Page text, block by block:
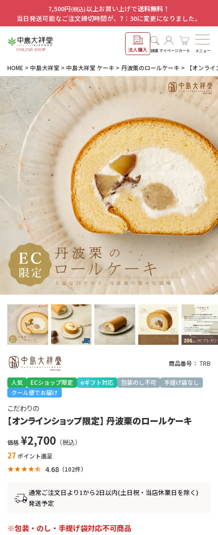
7,500円(税込)以上お買い上げで送料無料！
当日発送可能なご注文締切時間が、7：30に変更になりました。
法人購入 検索マイページカート メニュー
HOME 中島大祥堂 中島大祥堂 ケーキ 丹波栗のロールケーキ 【オンラ
商品番号 TRB
人気 ECショップ限定 eギフト対応 包装のし不可
手提げ袋なし
クール便でお届け
こだわりの
【オンラインショップ限定】 丹波栗のロールケーキ
価格 ¥2,700
27 ポイント進呈
4.68 102
通常ご注文日より1から2日以内(土日祝・当店休業日を除く)
発送予定
包装・のし・手提げ袋対応不可商品